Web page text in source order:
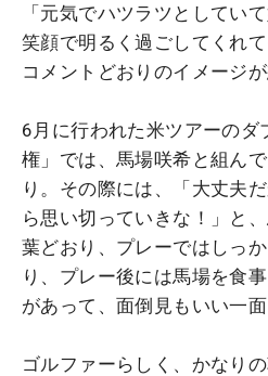
「元気でハツラツとしてい
笑顔で明るく過ごしてくれ
コメントどおりのイメージが
6月に行われた米ツアーのダ
権」では、馬場咲希と組ん
り。その際には、「大丈夫
ら思い切っていきな！」と
葉どおり、プレーではしっ
り、プレー後には馬場を食
があって、面倒見もいい一面
ゴルファーらしく、かなり